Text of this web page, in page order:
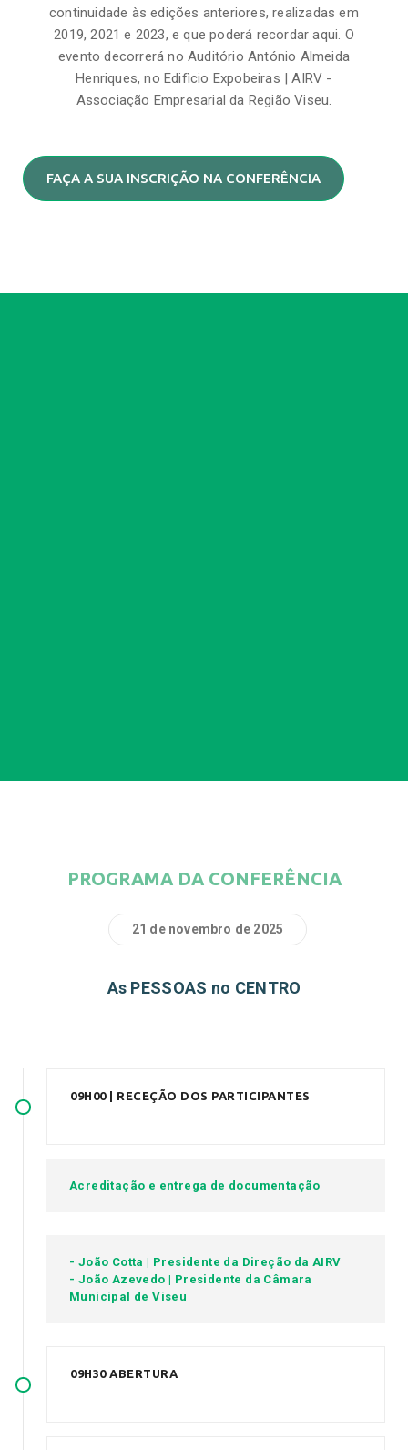
continuidade às edições anteriores, realizadas em
2019, 2021 e 2023, e que poderá recordar aqui. O
evento decorrerá no Auditório António Almeida
Henriques, no Edifìcio Expobeiras | AIRV -
Associação Empresarial da Região Viseu.
FAÇA A SUA INSCRIÇÃO NA CONFERÊNCIA
PROGRAMA DA CONFERÊNCIA
21 de novembro de 2025
As PESSOAS no CENTRO
09H00 | RECEÇÃO DOS PARTICIPANTES
Acreditação e entrega de documentação
09H30 ABERTURA
- João Cotta | Presidente da Direção da AIRV
- João Azevedo | Presidente da Câmara
Municipal de Viseu